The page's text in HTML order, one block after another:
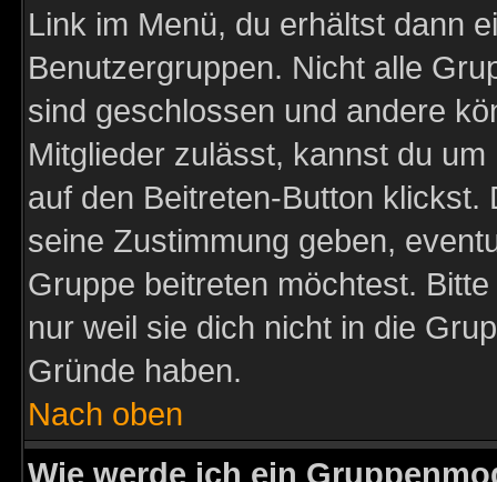
Link im Menü, du erhältst dann
Benutzergruppen. Nicht alle
sind geschlossen und andere
Mitglieder zulässt, kannst du
auf den Beitreten-Button
seine Zustimmung geben,
Gruppe beitreten möchtest.
nur weil sie dich nicht in die
Gründe haben.
Nach oben
Wie werde ich ein